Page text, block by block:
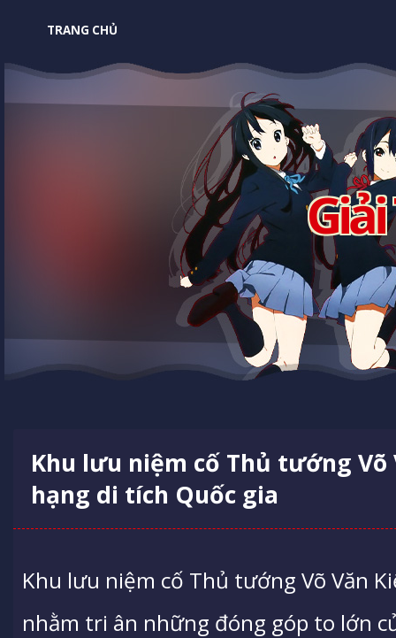
TRANG CHỦ
Khu lưu niệm cố Thủ tướng
hạng di tích Quốc gia
Khu lưu niệm cố Thủ tướng Võ Văn
nhằm tri ân những đóng góp to lớn